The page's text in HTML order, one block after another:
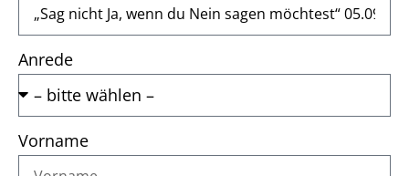
Anrede
Vorname